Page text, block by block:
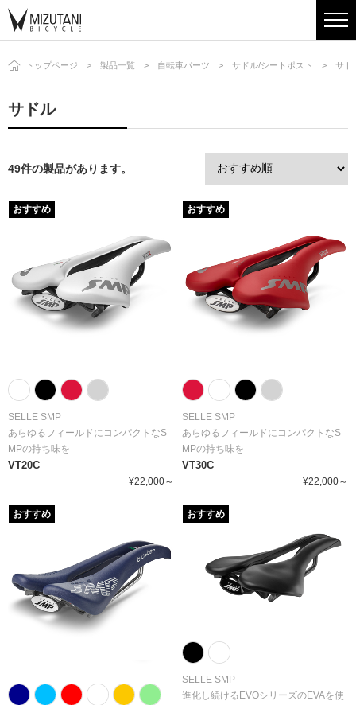
トップページ 製品一覧 自転車パーツ サドル/シートポスト サド
サドル
49件の製品があります。
SELLE SMP
あらゆるフィールドにコンパクトなS
MPの持ち味を
VT20C
¥22,000～
おすすめ
SELLE SMP
あらゆるフィールドにコンパクトなS
MPの持ち味を
VT30C
¥22,000～
おすすめ
おすすめ
SELLE SMP
進化し続けるEVOシリーズのEVAを使
おすすめ